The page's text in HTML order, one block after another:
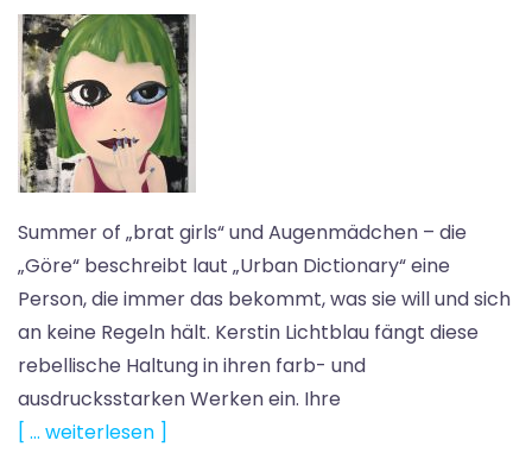
Summer of „brat girls“ und Augenmädchen – die
„Göre“ beschreibt laut „Urban Dictionary“ eine
Person, die immer das bekommt, was sie will und sich
an keine Regeln hält. Kerstin Lichtblau fängt diese
rebellische Haltung in ihren farb- und
ausdrucksstarken Werken ein. Ihre
[ … weiterlesen ]